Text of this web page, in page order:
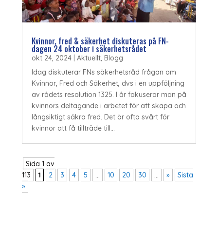
Kvinnor, fred & säkerhet diskuteras på FN-
dagen 24 oktober i säkerhetsrådet
okt 24, 2024| Aktuellt, Blogg
Idag diskuterar FNs säkerhetsråd frågan om
Kvinnor, Fred och Säkerhet, dvs i en uppföljning
av rådets resolution 1325. I år fokuserar man på
kvinnors deltagande i arbetet för att skapa och
långsiktigt säkra fred. Det är ofta svårt för
kvinnor att få tillträde till...
Sida 1 av
113
1 2 3 4 5 ... 10 20 30 ... »
Sista
»